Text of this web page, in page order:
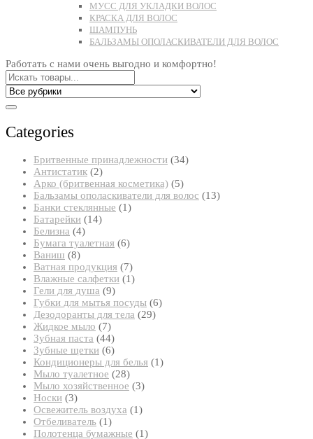
МУСС ДЛЯ УКЛАДКИ ВОЛОС
КРАСКА ДЛЯ ВОЛОС
ШАМПУНЬ
БАЛЬЗАМЫ ОПОЛАСКИВАТЕЛИ ДЛЯ ВОЛОС
Работать с нами очень выгодно и комфортно!
Categories
Бритвенные принадлежности 3434
Антистатик 22
товара
Арко (бритвенная косметика) 55
товаров
Бальзамы ополаскиватели для волос 1313
Банки стеклянные 11
Батарейки 1414
Белизна 44
товара
Бумага туалетная 66
Ваниш 88
товаров
Ватная продукция 77
товаров
Влажные салфетки 11
Гели для душа 99
товаров
Губки для мытья посуды 66
Дезодоранты для тела 2929
Жидкое мыло 77
товаров
Зубная паста 4444
товара
Зубные щетки 66
товаров
Кондиционеры для белья 11
Мыло туалетное 2828
товаров
Мыло хозяйственное 33
Носки 33
товара
Освежитель воздуха 11
Отбеливатель 11
товар
Полотенца бумажные 11